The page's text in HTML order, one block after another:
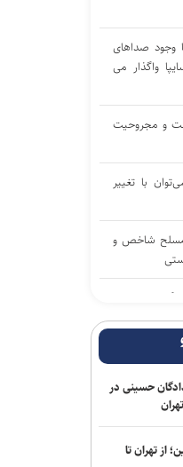
وجود صداهای
واگذار می
و مجروحیت
با تغییر
اشرار مسلح شاخص و
هرمز ادامه
تدوین نهایی
پاکستان
منطقه
حسینی در
از تهران تا